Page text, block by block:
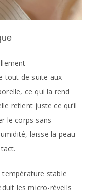
tout de suite aux
ce qui la rend
retient juste ce qu’il
le corps sans
laisse la peau
stable
les micro-réveils